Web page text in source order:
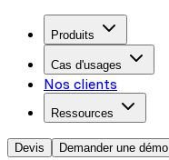
Produits
Cas d'usages
Nos clients
Ressources
Devis Demander une démo